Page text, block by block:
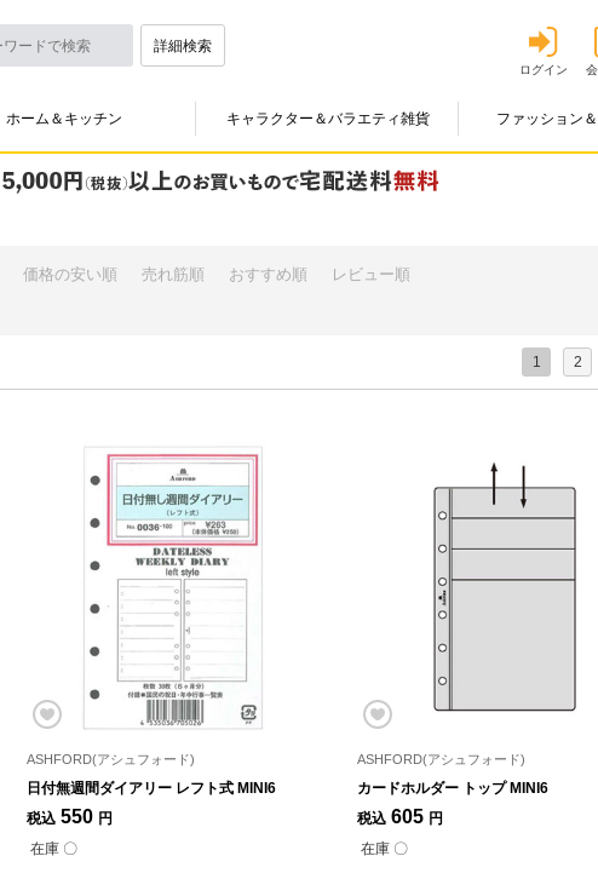
詳細検索
ログイン
ホーム＆キッチン キャラクター＆バラエティ雑貨 ファッション
価格の安い順 売れ筋順 おすすめ順
レビュー順
1 2
ASHFORD(アシュフォード)
日付無週間ダイアリー レフト式 MINI6
税込 550 円
在庫 〇
ASHFORD(アシュフォード)
カードホルダー トップ MINI6
税込 605 円
在庫 〇